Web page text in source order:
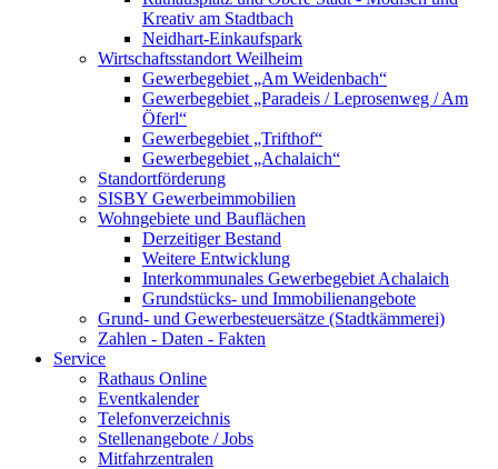
Kreativ am Stadtbach
Neidhart-Einkaufspark
Wirtschaftsstandort Weilheim
Gewerbegebiet „Am Weidenbach“
Gewerbegebiet „Paradeis / Leprosenweg / Am
Öferl“
Gewerbegebiet „Trifthof“
Gewerbegebiet „Achalaich“
Standortförderung
SISBY Gewerbeimmobilien
Wohngebiete und Bauflächen
Derzeitiger Bestand
Weitere Entwicklung
Interkommunales Gewerbegebiet Achalaich
Grundstücks- und Immobilienangebote
Grund- und Gewerbesteuersätze (Stadtkämmerei)
Zahlen - Daten - Fakten
Service
Rathaus Online
Eventkalender
Telefonverzeichnis
Stellenangebote / Jobs
Mitfahrzentralen